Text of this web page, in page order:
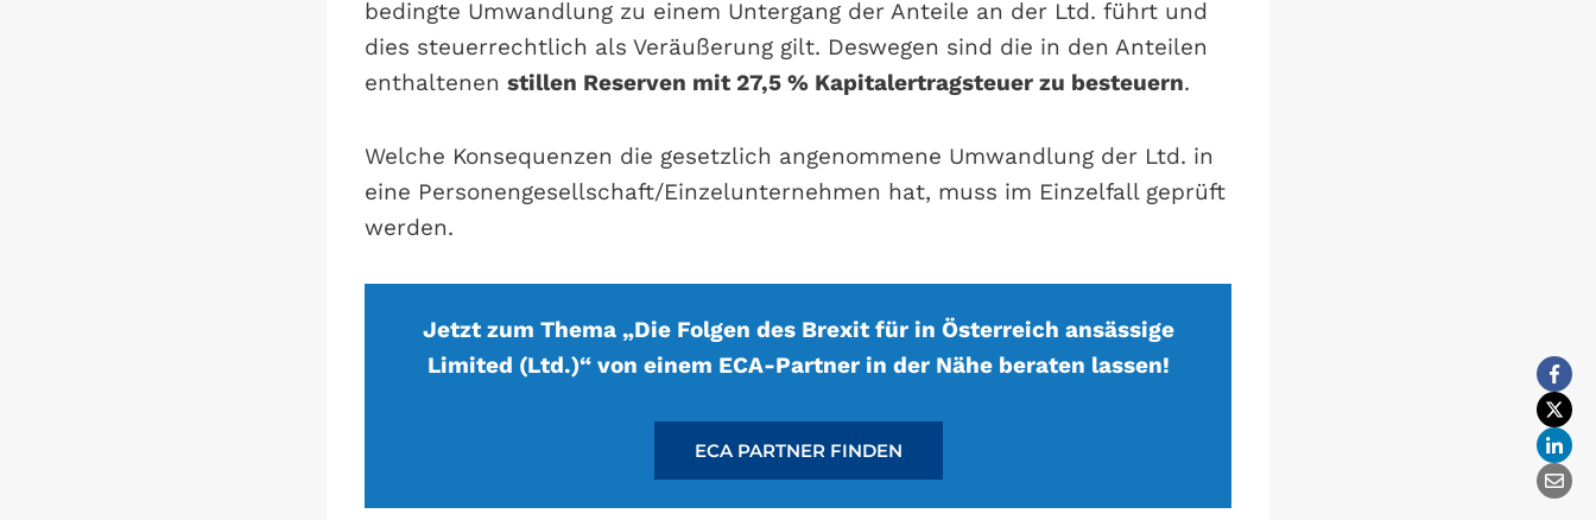
bedingte Umwandlung zu einem Untergang der Anteile an der Ltd. führt und
dies steuerrechtlich als Veräußerung gilt. Deswegen sind die in den Anteilen
enthaltenen stillen Reserven mit 27,5 % Kapitalertragsteuer zu besteuern.
Welche Konsequenzen die gesetzlich angenommene Umwandlung der Ltd. in
eine Personengesellschaft/Einzelunternehmen hat, muss im Einzelfall geprüft
werden.
Jetzt zum Thema „Die Folgen des Brexit für in Österreich ansässige
Limited (Ltd.)“ von einem ECA-Partner in der Nähe beraten lassen!
ECA PARTNER FINDEN